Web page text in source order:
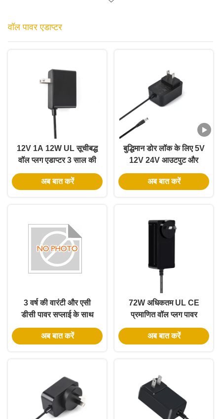
वॉल पावर एडाप्टर
12V 1A 12W UL सूचीबद्ध
वॉल प्लग एडाप्टर 3 साल की
वारंटी और कई सुरक्षा के साथ
अब बात करें
बुद्धिमान डोर लॉक के लिए 5V
12V 24V आउटपुट और
12W 24W पावर के साथ
UL प्रमाणित वॉल पावर
अब बात करें
3 वर्ष की वारंटी और एसी
डीसी पावर सप्लाई के साथ
12W उल सूचीबद्ध वॉल पावर
एडाप्टर
अब बात करें
72W अधिकतम UL CE
प्रमाणित वॉल प्लग पावर
ब्रिक, 3 साल की वारंटी के
साथ
अब बात करें